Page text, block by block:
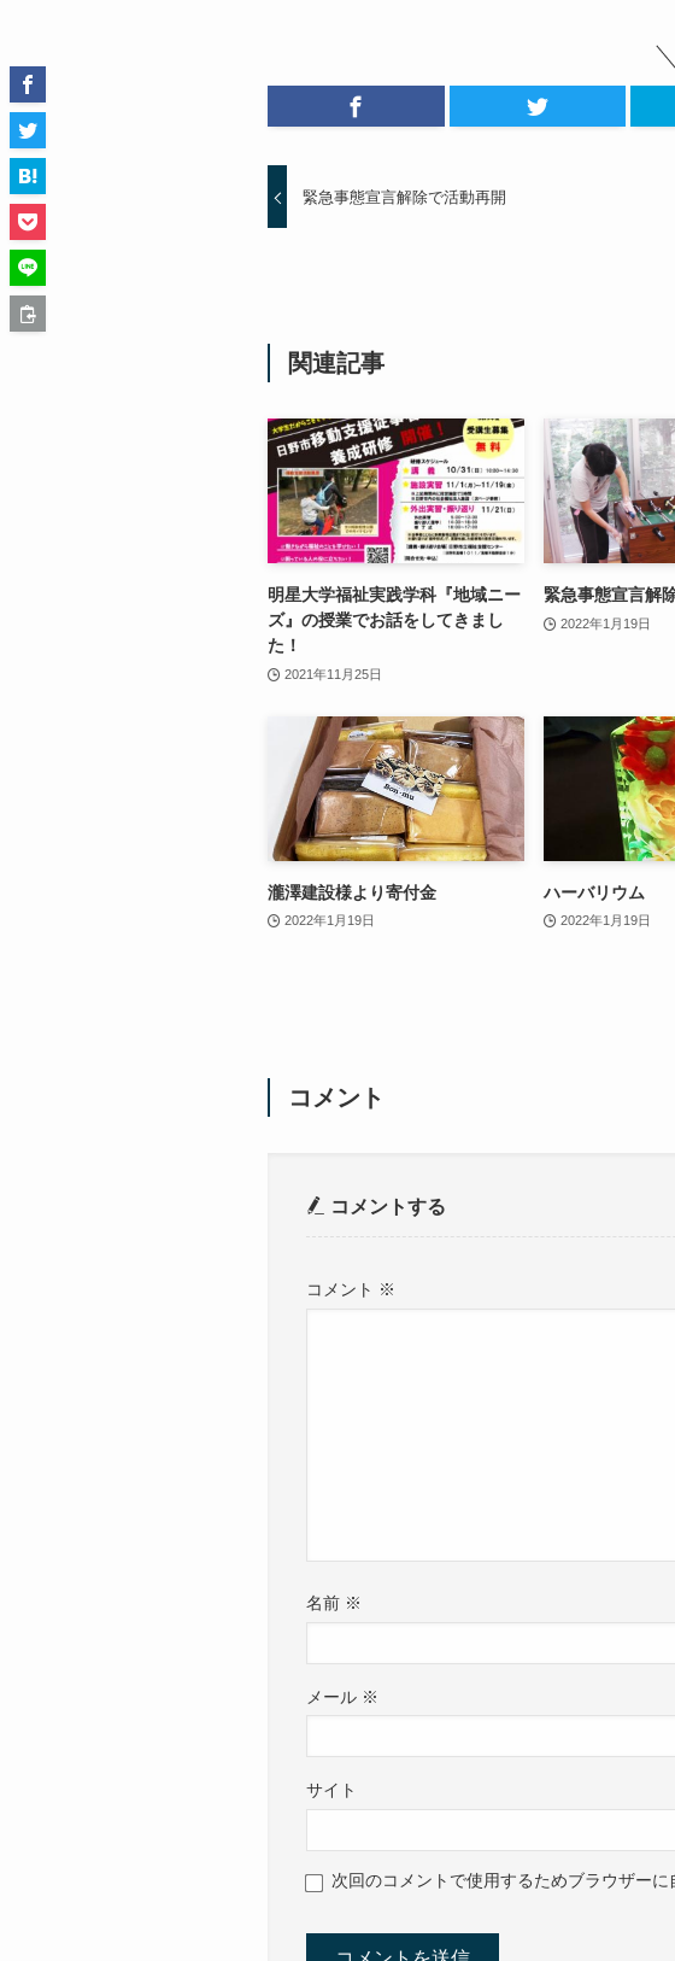
緊急事態宣言解除で活動再開
関連記事
明星大学福祉実践学科『地域ニー
ズ』の授業でお話をしてきまし
た！
2021年11月25日
緊急事態宣言解
2022年1月19日
瀧澤建設様より寄付金
2022年1月19日
ハーバリウム
2022年1月19日
コメント
コメントする
コメント ※
名前 ※
メール ※
サイト
次回のコメントで使用するためブラウザー